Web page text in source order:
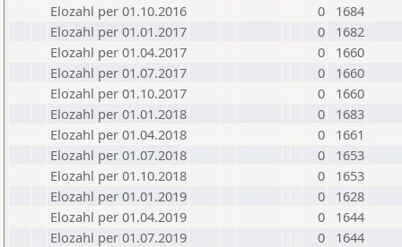
Elozahl per 01.10.2016
0
1684
Elozahl per 01.01.2017
0
1682
Elozahl per 01.04.2017
0
1660
Elozahl per 01.07.2017
0
1660
Elozahl per 01.10.2017
0
1660
Elozahl per 01.01.2018
0
1683
Elozahl per 01.04.2018
0
1661
Elozahl per 01.07.2018
0
1653
Elozahl per 01.10.2018
0
1653
Elozahl per 01.01.2019
0
1628
Elozahl per 01.04.2019
0
1644
Elozahl per 01.07.2019
0
1644